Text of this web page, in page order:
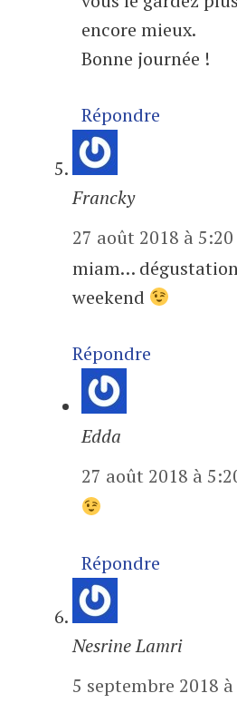
encore mieux.
Bonne journée !
Répondre
Francky
27 août 2018 à
miam…
weekend
Répondre
Edda
27 août 2018 à
Répondre
Nesrine Lamri
5 septembre 2018